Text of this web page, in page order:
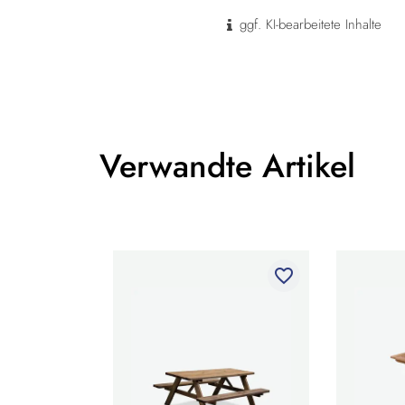
ggf. KI-bearbeitete Inhalte
Verwandte Artikel
favorite_border